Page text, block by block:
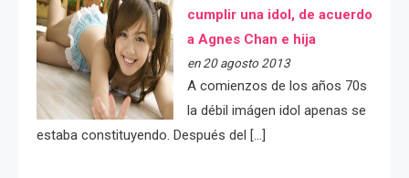
cumplir una idol, de acuerdo
a Agnes Chan e hija
en 20 agosto 2013
A comienzos de los años 70s
la débil imágen idol apenas se
estaba constituyendo. Después del […]